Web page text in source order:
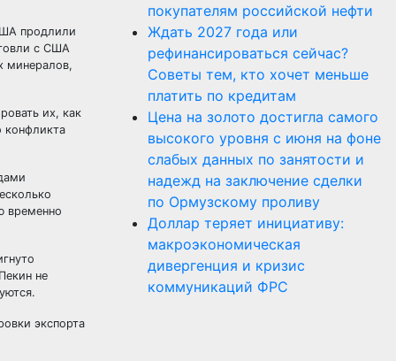
продлили
с США
минералов,
их, как
конфликта
временно
не
экспорта
покупателям российской нефти
Ждать 2027 года или
рефинансироваться сейчас?
Советы тем, кто хочет меньше
платить по кредитам
Цена на золото достигла самого
высокого уровня с июня на фоне
слабых данных по занятости и
надежд на заключение сделки
по Ормузскому проливу
Доллар теряет инициативу:
макроэкономическая
дивергенция и кризис
коммуникаций ФРС